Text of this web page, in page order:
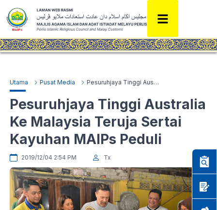
Utama Pusat Media Pesuruhjaya Tinggi Australia Ke Malaysia Teruja Sertai Kayuhan MAIPs Peduli
Pesuruhjaya Tinggi Australia
Ke Malaysia Teruja Sertai
Kayuhan MAIPs Peduli
2019/12/04 2:54 PM Tx